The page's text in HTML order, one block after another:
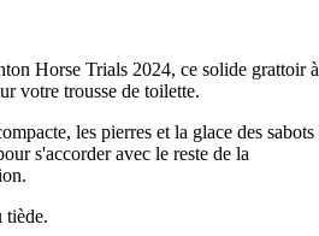
Horse Trials 2024, ce solide grattoir à
votre trousse de toilette.
les pierres et la glace des sabots
s'accorder avec le reste de la
tiède.